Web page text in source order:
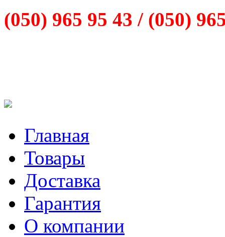
(050) 965 95 43 / (050)
Главная
Товары
Доставка
Гарантия
О компании